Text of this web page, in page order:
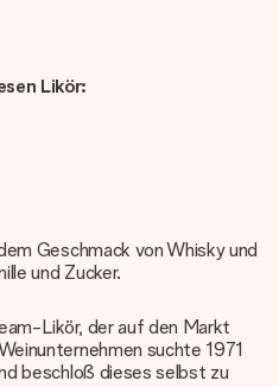
Likör:
Geschmack von Whisky und
und Zucker.
Likör, der auf den Markt
suchte 1971
beschloß dieses selbst zu